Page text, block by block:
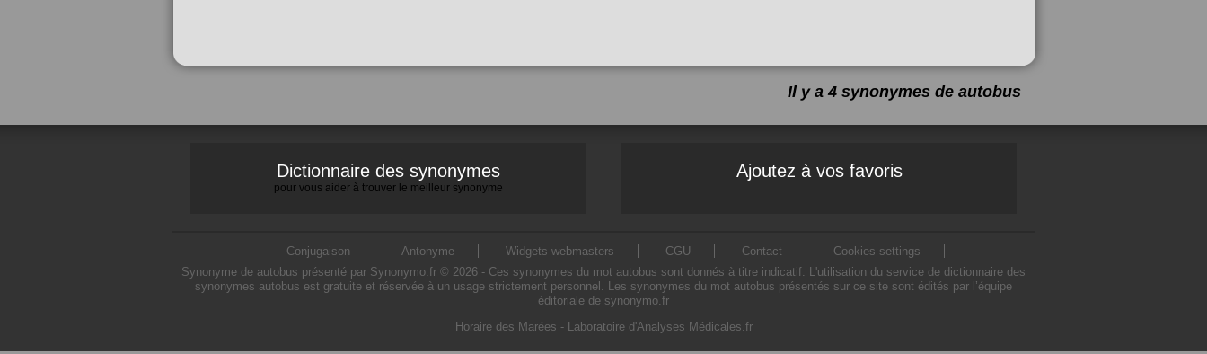
Il y a 4 synonymes de autobus
Dictionnaire des synonymes
pour vous aider à trouver le meilleur synonyme
Ajoutez à vos favoris
Conjugaison Antonyme Widgets webmasters CGU Contact
Cookies settings
Synonyme de autobus présenté par Synonymo.fr © 2026 - Ces synonymes du mot autobus sont donnés à titre indicatif. L'utilisation du service de dictionnaire des
synonymes autobus est gratuite et réservée à un usage strictement personnel. Les synonymes du mot autobus présentés sur ce site sont édités par l’équipe
éditoriale de synonymo.fr
Horaire des Marées - Laboratoire d'Analyses Médicales.fr